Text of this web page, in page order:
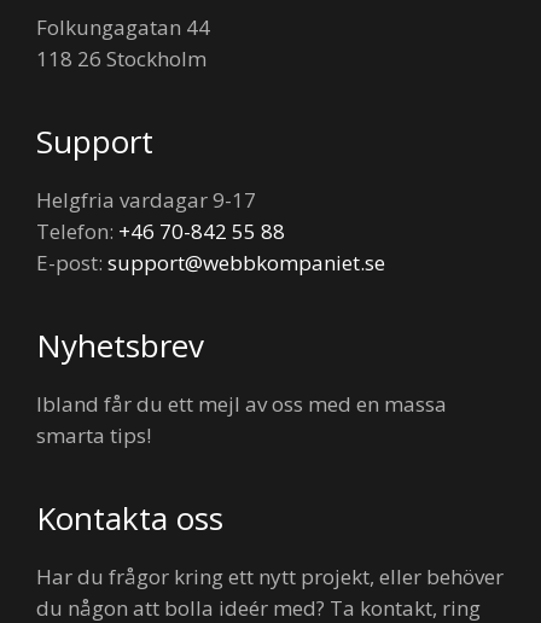
Folkungagatan 44
118 26 Stockholm
Support
Helgfria vardagar 9-17
Telefon: +46 70-842 55 88
E-post: support@webbkompaniet.se
Nyhetsbrev
Ibland får du ett mejl av oss med en massa
smarta tips!
Kontakta oss
Har du frågor kring ett nytt projekt, eller behöver
du någon att bolla ideér med? Ta kontakt, ring